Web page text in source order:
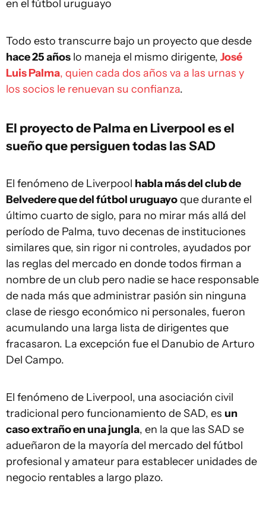
en el fútbol uruguayo
Todo esto transcurre bajo un proyecto que desde
hace 25 años lo maneja el mismo dirigente, José
Luis Palma, quien cada dos años va a las urnas y
los socios le renuevan su confianza.
El proyecto de Palma en Liverpool es el
sueño que persiguen todas las SAD
El fenómeno de Liverpool habla más del club de
Belvedere que del fútbol uruguayoque durante el
último cuarto de siglo, para no mirar más allá del
período de Palma, tuvo decenas de instituciones
similares que, sin rigor ni controles, ayudados por
las reglas del mercado en donde todos firman a
nombre de un club pero nadie se hace responsable
de nada más que administrar pasión sin ninguna
clase de riesgo económico ni personales, fueron
acumulando una larga lista de dirigentes que
fracasaron. La excepción fue el Danubio de Arturo
Del Campo.
El fenómeno de Liverpool, una asociación civil
tradicional pero funcionamiento de SAD, es un
caso extraño en una jungla, en la que las SAD se
adueñaron de la mayoría del mercado del fútbol
profesional y amateur para establecer unidades de
negocio rentables a largo plazo.